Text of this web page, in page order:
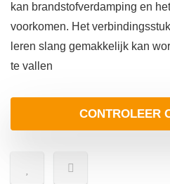
kan brandstofverdamping en
voorkomen. Het
leren slang gemakkelijk kan
te vallen
CONTROLEER